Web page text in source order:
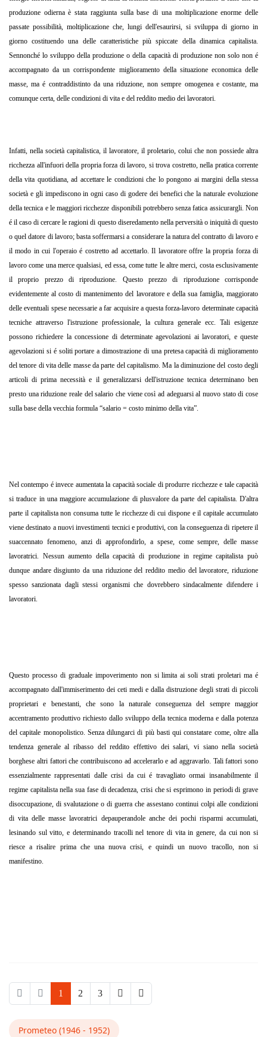
produzione odierna è stata raggiunta sulla base di una moltiplicazione enorme delle
passate possibilità, moltiplicazione che, lungi dell'esaurirsi, si sviluppa di giorno in
giorno costituendo una delle caratteristiche più spiccate della dinamica capitalista.
Sennonché lo sviluppo della produzione o della capacità di produzione non solo non é
accompagnato da un corrispondente miglioramento della situazione economica delle
masse, ma é contraddistinto da una riduzione, non sempre omogenea e costante, ma
comunque certa, delle condizioni di vita e del reddito medio dei lavoratori.
Infatti, nella società capitalistica, il lavoratore, il proletario, colui che non possiede altra
ricchezza all'infuori della propria forza di lavoro, si trova costretto, nella pratica corrente
della vita quotidiana, ad accettare le condizioni che lo pongono ai margini della stessa
società e gli impediscono in ogni caso di godere dei benefici che la naturale evoluzione
della tecnica e le maggiori ricchezze disponibili potrebbero senza fatica assicurargli. Non
é il caso di cercare le ragioni di questo diseredamento nella perversità o iniquità di questo
o quel datore di lavoro; basta soffermarsi a considerare la natura del contratto di lavoro e
il modo in cui l'operaio é costretto ad accettarlo. Il lavoratore offre la propria forza di
lavoro come una merce qualsiasi, ed essa, come tutte le altre merci, costa esclusivamente
il proprio prezzo di riproduzione. Questo prezzo di riproduzione corrisponde
evidentemente al costo di mantenimento del lavoratore e della sua famiglia, maggiorato
delle eventuali spese necessarie a far acquisire a questa forza-lavoro determinate capacità
tecniche attraverso l'istruzione professionale, la cultura generale ecc. Tali esigenze
possono richiedere la concessione di determinate agevolazioni ai lavoratori, e queste
agevolazioni si é soliti portare a dimostrazione di una pretesa capacità di miglioramento
del tenore di vita delle masse da parte del capitalismo. Ma la diminuzione del costo degli
articoli di prima necessità e il generalizzarsi dell'istruzione tecnica determinano ben
presto una riduzione reale del salario che viene così ad adeguarsi al nuovo stato di cose
sulla base della vecchia formula “salario = costo minimo della vita”.
Nel contempo é invece aumentata la capacità sociale di produrre ricchezze e tale capacità
si traduce in una maggiore accumulazione di plusvalore da parte del capitalista. D'altra
parte il capitalista non consuma tutte le ricchezze di cui dispone e il capitale accumulato
viene destinato a nuovi investimenti tecnici e produttivi, con la conseguenza di ripetere il
suaccennato fenomeno, anzi di approfondirlo, a spese, come sempre, delle masse
lavoratrici. Nessun aumento della capacità di produzione in regime capitalista può
dunque andare disgiunto da una riduzione del reddito medio del lavoratore, riduzione
spesso sanzionata dagli stessi organismi che dovrebbero sindacalmente difendere i
lavoratori.
Questo processo di graduale impoverimento non si limita ai soli strati proletari ma é
accompagnato dall'immiserimento dei ceti medi e dalla distruzione degli strati di piccoli
proprietari e benestanti, che sono la naturale conseguenza del sempre maggior
accentramento produttivo richiesto dallo sviluppo della tecnica moderna e dalla potenza
del capitale monopolistico. Senza dilungarci di più basti qui constatare come, oltre alla
tendenza generale al ribasso del reddito effettivo dei salari, vi siano nella società
borghese altri fattori che contribuiscono ad accelerarlo e ad aggravarlo. Tali fattori sono
essenzialmente rappresentati dalle crisi da cui é travagliato ormai insanabilmente il
regime capitalista nella sua fase di decadenza, crisi che si esprimono in periodi di grave
disoccupazione, di svalutazione o di guerra che assestano continui colpi alle condizioni
di vita delle masse lavoratrici depauperandole anche dei pochi risparmi accumulati,
lesinando sul vitto, e determinando tracolli nel tenore di vita in genere, da cui non si
riesce a risalire prima che una nuova crisi, e quindi un nuovo tracollo, non si
manifestino.
1 2 3
Prometeo (1946 - 1952)